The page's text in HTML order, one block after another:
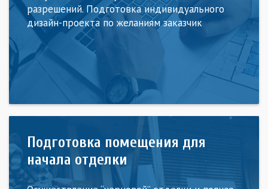
разрешений. Подготовка индивидуального
дизайн-проекта по желаниям заказчик
Подготовка помещения для
начала отделки